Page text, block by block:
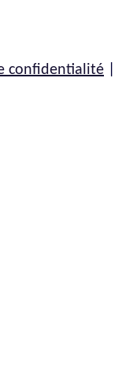
confidentialité